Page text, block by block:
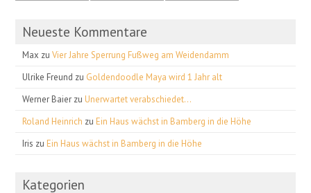
Neueste Kommentare
Max zuVier Jahre Sperrung Fußweg am Weidendamm
Ulrike Freund zu Goldendoodle Maya wird 1 Jahr alt
Werner Baier zu Unerwartet verabschiedet…
Roland Heinrich zu Ein Haus wächst in Bamberg in die Höhe
Iris zu Ein Haus wächst in Bamberg in die Höhe
Kategorien